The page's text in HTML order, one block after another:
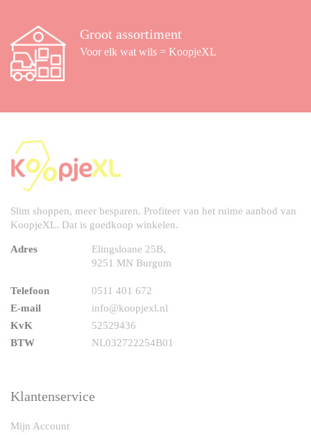
Groot assortiment
Voor elk wat wils = KoopjeXL
Slim shoppen, meer besparen. Profiteer van het ruime aanbod van
KoopjeXL. Dat is goedkoop winkelen.
Adres
Elingsloane 25B,
9251 MN Burgum
Telefoon
0511 401 672
E-mail
info@koopjexl.nl
KvK
52529436
BTW
NL032722254B01
Klantenservice
Mijn Account